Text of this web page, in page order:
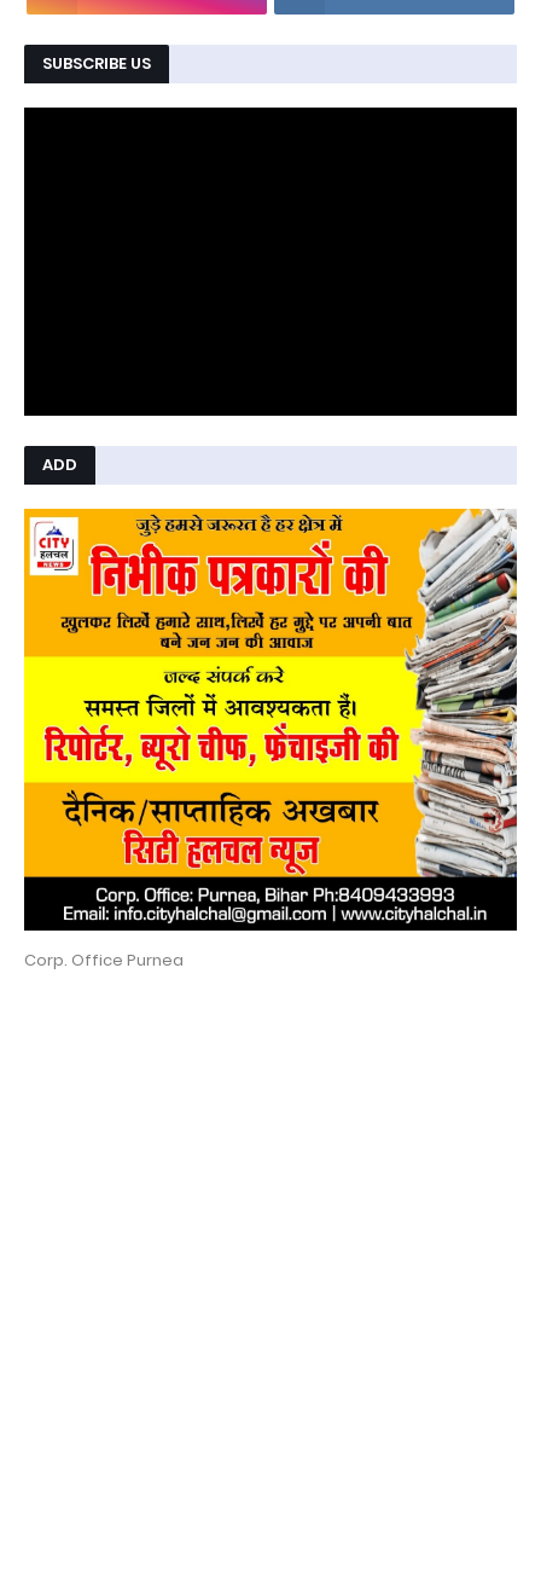
SUBSCRIBE US
ADD
Corp. Office Purnea